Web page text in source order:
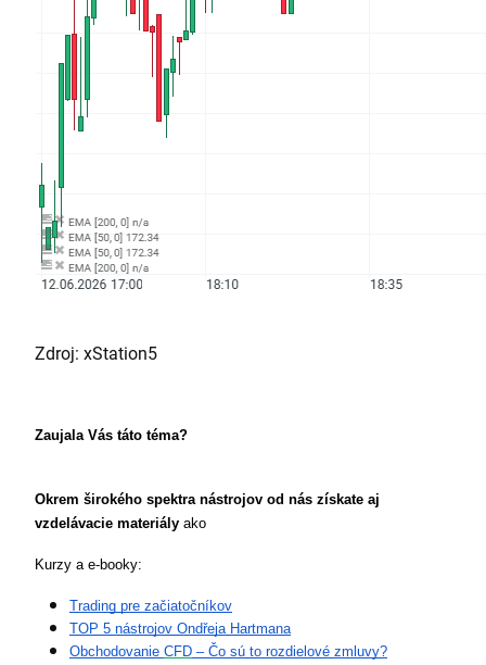
Zdroj: xStation5
Zaujala Vás táto téma?
Okrem širokého spektra nástrojov od nás získate aj
vzdelávacie materiály ako
Kurzy a e-booky:
Trading pre začiatočníkov
TOP 5 nástrojov Ondřeja Hartmana
Obchodovanie CFD – Čo sú to rozdielové zmluvy?